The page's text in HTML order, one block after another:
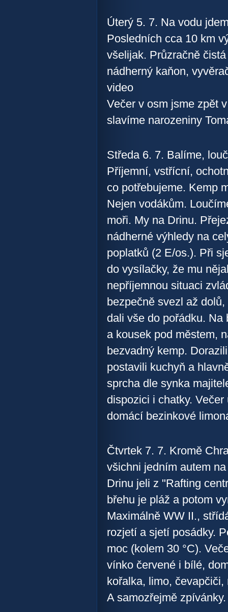
Úterý 5. 7. Na vodu
Posledních cca 10 km
všelijak. Průzračně
nádherný kaňon,
video
Večer v osm jsme zpět
slavíme narozeniny
Středa 6. 7. Balíme,
Příjemní, vstřícní,
co potřebujeme. Kemp
Nejen vodákům.
moři. My na Drinu.
nádherné výhledy na
poplatků (2 E/os.). Při
do vysílačky, že mu
nepříjemnou situaci
bezpečně svezl až
dali vše do pořádku.
a kousek pod městem,
bezvadný kemp.
postavili kuchyň a
sprcha dle synka
dispozici i chatky.
domácí bezinkové
Čtvrtek 7. 7. Kromě
všichni jedním autem
Drinu jeli z "Rafting
břehu je pláž a potom
Maximálně WW II.,
rozjetí a sjetí posádky.
moc (kolem 30 °C).
vínko červené i bílé,
kořalka, limo,
A samozřejmě